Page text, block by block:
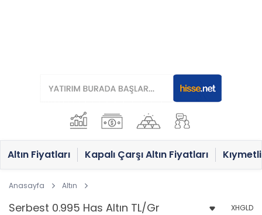
Altın Fiyatları Kapalı Çarşı Altın Fiyatları
Anasayfa Altın
XHGLD